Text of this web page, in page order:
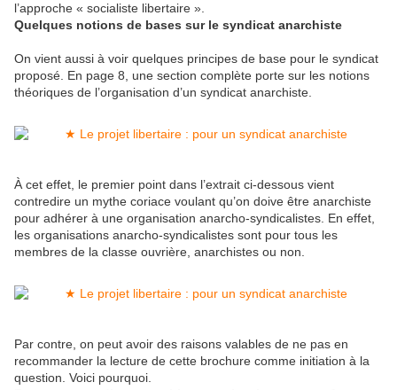
l’approche « socialiste libertaire ».
Quelques notions de bases sur le syndicat anarchiste
On vient aussi à voir quelques principes de base pour le syndicat
proposé. En page 8, une section complète porte sur les notions
théoriques de l’organisation d’un syndicat anarchiste.
À cet effet, le premier point dans l’extrait ci-dessous vient
contredire un mythe coriace voulant qu’on doive être anarchiste
pour adhérer à une organisation anarcho-syndicalistes. En effet,
les organisations anarcho-syndicalistes sont pour tous les
membres de la classe ouvrière, anarchistes ou non.
Par contre, on peut avoir des raisons valables de ne pas en
recommander la lecture de cette brochure comme initiation à la
question. Voici pourquoi.